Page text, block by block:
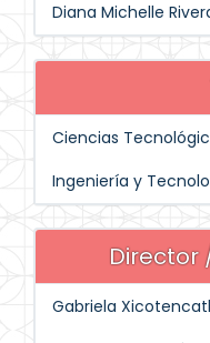
Diana Michelle
Ciencias
Ingeniería y
Director
Gabriela